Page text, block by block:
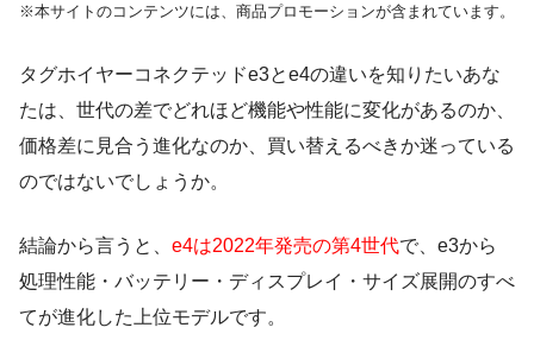
※本サイトのコンテンツには、商品プロモーションが含まれています。
タグホイヤーコネクテッドe3とe4の違いを知りたいあな
たは、世代の差でどれほど機能や性能に変化があるのか、
価格差に見合う進化なのか、買い替えるべきか迷っている
のではないでしょうか。
結論から言うと、 e4は2022年発売の第4世代で、e3から
処理性能・バッテリー・ディスプレイ・サイズ展開のすべ
てが進化した上位モデルです。